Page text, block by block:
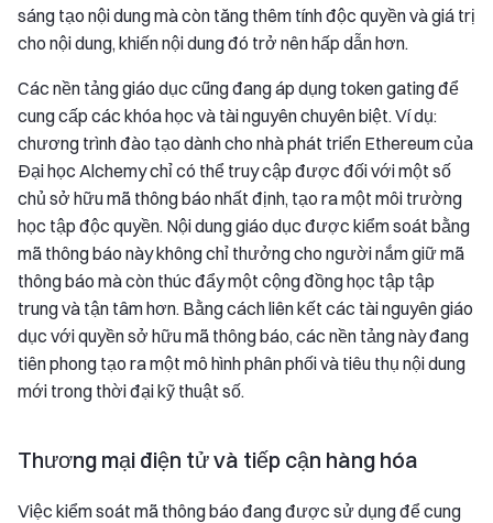
sáng tạo nội dung mà còn tăng thêm tính độc quyền và giá trị
cho nội dung, khiến nội dung đó trở nên hấp dẫn hơn.
Các nền tảng giáo dục cũng đang áp dụng token gating để
cung cấp các khóa học và tài nguyên chuyên biệt. Ví dụ:
chương trình đào tạo dành cho nhà phát triển Ethereum của
Đại học Alchemy chỉ có thể truy cập được đối với một số
chủ sở hữu mã thông báo nhất định, tạo ra một môi trường
học tập độc quyền. Nội dung giáo dục được kiểm soát bằng
mã thông báo này không chỉ thưởng cho người nắm giữ mã
thông báo mà còn thúc đẩy một cộng đồng học tập tập
trung và tận tâm hơn. Bằng cách liên kết các tài nguyên giáo
dục với quyền sở hữu mã thông báo, các nền tảng này đang
tiên phong tạo ra một mô hình phân phối và tiêu thụ nội dung
mới trong thời đại kỹ thuật số.
Thương mại điện tử và tiếp cận hàng hóa
Việc kiểm soát mã thông báo đang được sử dụng để cung